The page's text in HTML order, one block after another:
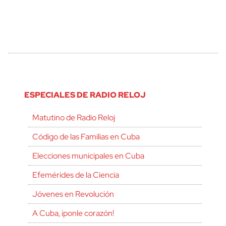
ESPECIALES DE RADIO RELOJ
Matutino de Radio Reloj
Código de las Familias en Cuba
Elecciones municipales en Cuba
Efemérides de la Ciencia
Jóvenes en Revolución
A Cuba, ¡ponle corazón!